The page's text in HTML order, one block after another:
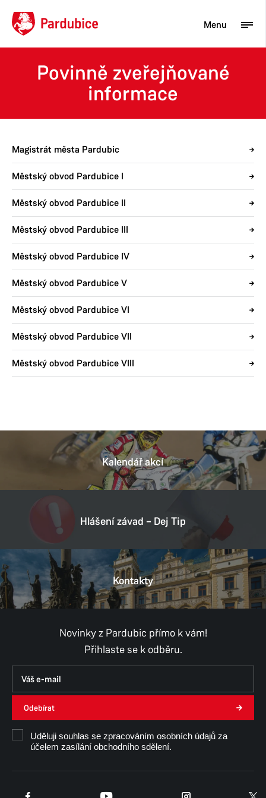
Turista
Město
Povinně zveřejňované
informace
Magistrát města Pardubic
Městský obvod Pardubice I
Městský obvod Pardubice II
Městský obvod Pardubice III
Městský obvod Pardubice IV
Městský obvod Pardubice V
Městský obvod Pardubice VI
Městský obvod Pardubice VII
Městský obvod Pardubice VIII
Kalendář akcí
Hlášení závad – Dej Tip
Kontakty
Novinky z Pardubic přímo k vám!
Přihlaste se k odběru.
Odebírat
Uděluji souhlas se zpracováním osobních údajů za
účelem zasílání obchodního sdělení.
Menu